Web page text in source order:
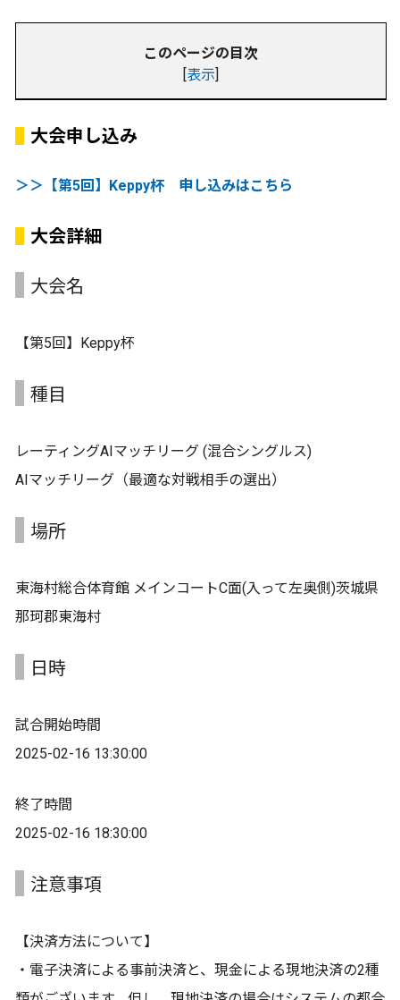
このページの目次
[表示]
大会申し込み
＞＞【第5回】Keppy杯 申し込みはこちら
大会詳細
大会名
【第5回】Keppy杯
種目
レーティングAIマッチリーグ (混合シングルス)
AIマッチリーグ（最適な対戦相手の選出）
場所
東海村総合体育館 メインコートC面(入って左奥側)茨城県
那珂郡東海村
日時
試合開始時間
2025-02-16 13:30:00
終了時間
2025-02-16 18:30:00
注意事項
【決済方法について】
・電子決済による事前決済と、現金による現地決済の2種